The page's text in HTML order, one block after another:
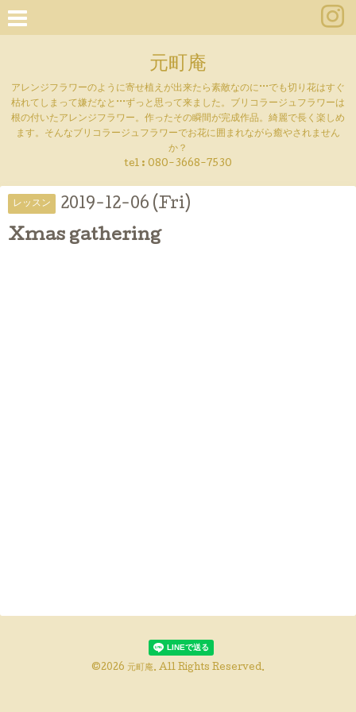
元町庵
アレンジフラワーのように寄せ植えが出来たら素敵なのに···でも切り花はすぐ
枯れてしまって嫌だなと···ずっと思って来ました。ブリコラージュフラワーは
根の付いたアレンジフラワー。作ったその瞬間が完成作品。綺麗で長く楽しめ
ます。そんなブリコラージュフラワーでお花に囲まれながら癒やされません
か？
tel : 080-3668-7530
レッスン 2019-12-06 (Fri)
Xmas gathering
©2026 元町庵. All Rights Reserved.